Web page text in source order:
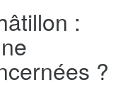
:
?